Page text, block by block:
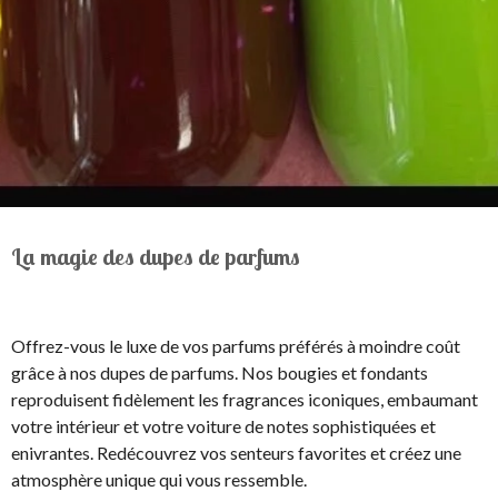
La magie des dupes de parfums
Offrez-vous le luxe de vos parfums préférés à moindre coût
grâce à nos dupes de parfums. Nos bougies et fondants
reproduisent fidèlement les fragrances iconiques, embaumant
votre intérieur et votre voiture de notes sophistiquées et
enivrantes. Redécouvrez vos senteurs favorites et créez une
atmosphère unique qui vous ressemble.